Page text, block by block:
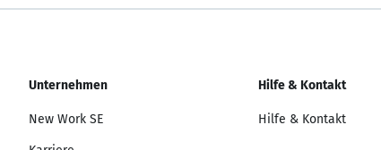
Unternehmen
New Work SE
Hilfe & Kontakt
Hilfe & Kontakt